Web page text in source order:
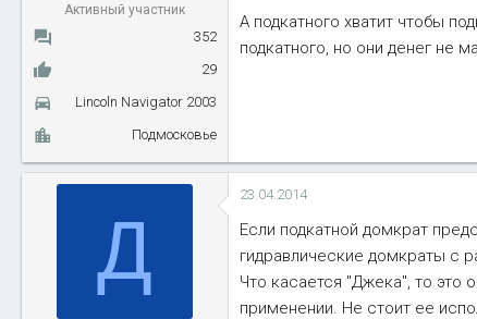
Активный участник
352
29
Lincoln Navigator 2003
Подмосковье
А подкатного хватит чтобы
подкатного, но они денег не
Д
23.04.2014
Если подкатной домкрат
гидравлические домкраты с
Что касается "Джека", то это
применении. Не стоит ее